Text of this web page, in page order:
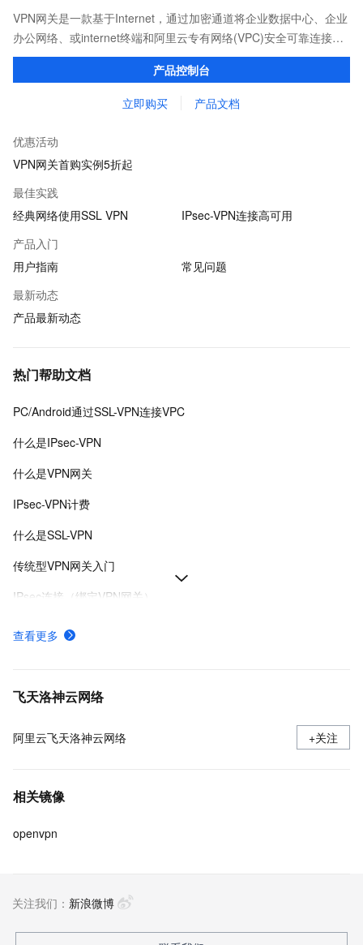
VPN网关是一款基于Internet，通过加密通道将企业数据中心、企业
办公网络、或internet终端和阿里云专有网络(VPC)安全可靠连接起
来的服务。阿里云VPN网关在国家相关政策法规下提供服务，不提
产品控制台
立即购买 产品文档
优惠活动
VPN网关首购实例5折起
最佳实践
经典网络使用SSL VPN
IPsec-VPN连接高可用
产品入门
用户指南
常见问题
最新动态
产品最新动态
热门帮助文档
PC/Android通过SSL-VPN连接VPC
什么是IPsec-VPN
什么是VPN网关
IPsec-VPN计费
什么是SSL-VPN
传统型VPN网关入门
IPsec连接（绑定VPN网关）
VPN网关实例配置
VPN网关产品计费
查看更多
飞天洛神云网络
阿里云飞天洛神云网络 +关注
相关镜像
openvpn
关注我们： 新浪微博